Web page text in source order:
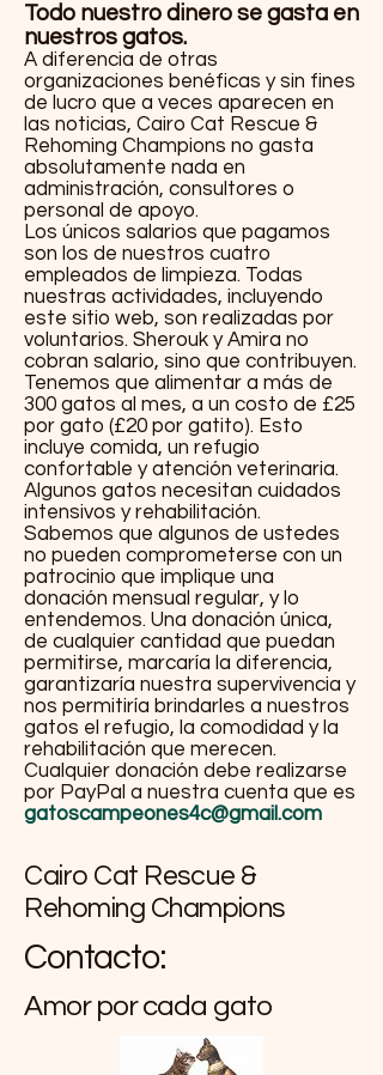
Todo nuestro dinero se gasta en
nuestros gatos.
A diferencia de otras
organizaciones benéficas y sin fines
de lucro que a veces aparecen en
las noticias, Cairo Cat Rescue &
Rehoming Champions no gasta
absolutamente nada en
administración, consultores o
personal de apoyo.
Los únicos salarios que pagamos
son los de nuestros cuatro
empleados de limpieza. Todas
nuestras actividades, incluyendo
este sitio web, son realizadas por
voluntarios. Sherouk y Amira no
cobran salario, sino que contribuyen.
Tenemos que alimentar a más de
300 gatos al mes, a un costo de £25
por gato (£20 por gatito). Esto
incluye comida, un refugio
confortable y atención veterinaria.
Algunos gatos necesitan cuidados
intensivos y rehabilitación.
Sabemos que algunos de ustedes
no pueden comprometerse con un
patrocinio que implique una
donación mensual regular, y lo
entendemos. Una donación única,
de cualquier cantidad que puedan
permitirse, marcaría la diferencia,
garantizaría nuestra supervivencia y
nos permitiría brindarles a nuestros
gatos el refugio, la comodidad y la
rehabilitación que merecen.
Cualquier donación debe realizarse
por PayPal a nuestra cuenta que es
gatoscampeones4c@gmail.com
Cairo Cat Rescue &
Rehoming Champions
Contacto:
Amor por cada gato